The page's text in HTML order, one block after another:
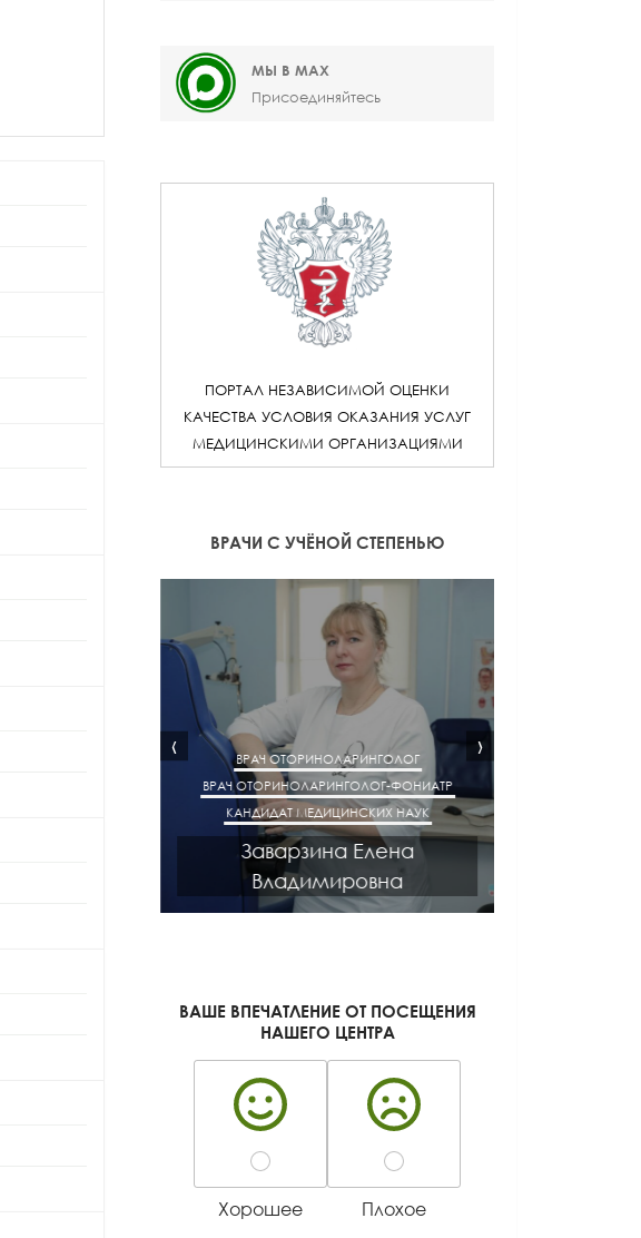
МЫ В MAX
Присоединяйтесь
ПОРТАЛ НЕЗАВИСИМОЙ ОЦЕНКИ
КАЧЕСТВА УСЛОВИЯ ОКАЗАНИЯ УСЛУГ
МЕДИЦИНСКИМИ ОРГАНИЗАЦИЯМИ
ВРАЧИ С УЧЁНОЙ СТЕПЕНЬЮ
ВРАЧ ОТОРИНОЛАРИНГОЛОГ
ВРАЧ ОТОРИНОЛАРИНГОЛОГ-ФОНИАТР
КАНДИДАТ МЕДИЦИНСКИХ НАУК
Заварзина Елена
Владимировна
‹ ›
ВАШЕ ВПЕЧАТЛЕНИЕ ОТ ПОСЕЩЕНИЯ
НАШЕГО ЦЕНТРА
Хорошее Плохое